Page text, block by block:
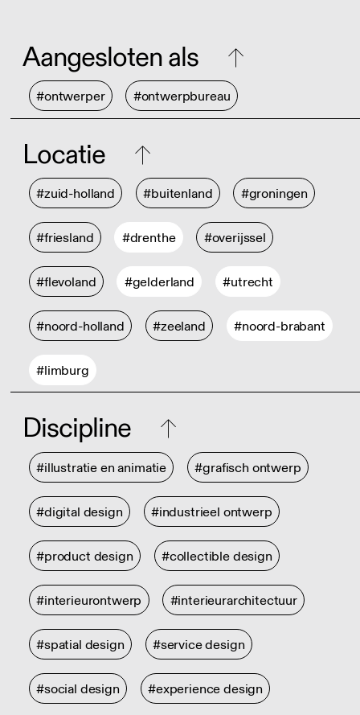
Aangesloten als
#ontwerper #ontwerpbureau
Locatie
#zuid-holland #buitenland #groningen
#friesland #drenthe #overijssel
#flevoland #gelderland #utrecht
#noord-holland #zeeland #noord-brabant
#limburg
Discipline
#illustratie en animatie #grafisch ontwerp
#digital design #industrieel ontwerp
#product design #collectible design
#interieurontwerp #interieurarchitectuur
#spatial design #service design
#social design #experience design